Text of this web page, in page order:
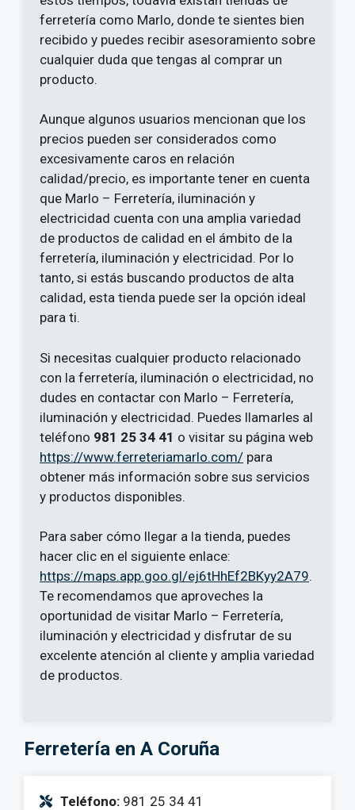
ferretería como Marlo, donde te sientes bien
recibido y puedes recibir asesoramiento sobre
cualquier duda que tengas al comprar un
producto.
Aunque algunos usuarios mencionan que los
precios pueden ser considerados como
excesivamente caros en relación
calidad/precio, es importante tener en cuenta
que Marlo – Ferretería, iluminación y
electricidad cuenta con una amplia variedad
de productos de calidad en el ámbito de la
ferretería, iluminación y electricidad. Por lo
tanto, si estás buscando productos de alta
calidad, esta tienda puede ser la opción ideal
para ti.
Si necesitas cualquier producto relacionado
con la ferretería, iluminación o electricidad, no
dudes en contactar con Marlo – Ferretería,
iluminación y electricidad. Puedes llamarles al
teléfono 981 25 34 41 o visitar su página web
https://www.ferreteriamarlo.com/ para
obtener más información sobre sus servicios
y productos disponibles.
Para saber cómo llegar a la tienda, puedes
hacer clic en el siguiente enlace:
https://maps.app.goo.gl/ej6tHhEf2BKyy2A79.
Te recomendamos que aproveches la
oportunidad de visitar Marlo – Ferretería,
iluminación y electricidad y disfrutar de su
excelente atención al cliente y amplia variedad
de productos.
Ferretería en A Coruña
Teléfono: 981 25 34 41